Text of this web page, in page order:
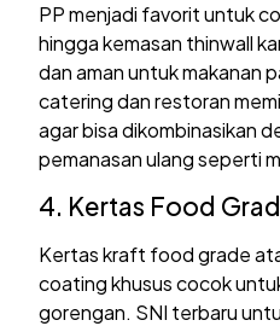
PP menjadi favorit untuk
hingga kemasan thinwall
dan aman untuk makanan
catering dan restoran
agar bisa dikombinasikan
pemanasan ulang seperti
4. Kertas Food
Kertas kraft food grade
coating khusus cocok
gorengan. SNI terbaru